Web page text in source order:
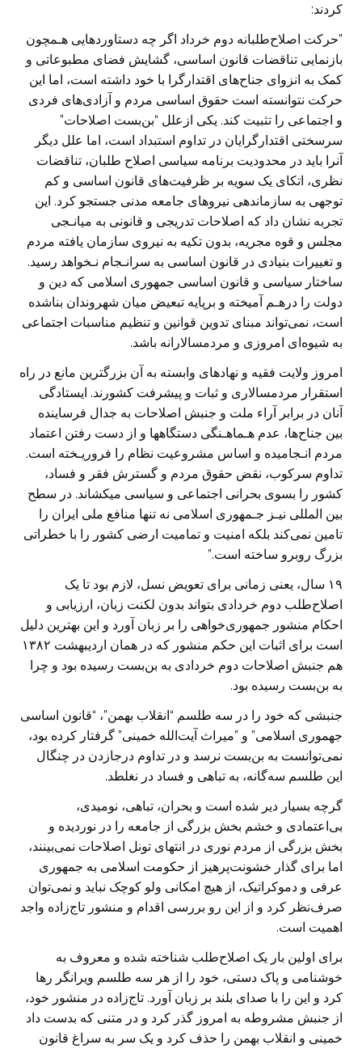
کردند:
‏”حرکت اصلاح‌طلبانه دوم خرداد اگر چه دستاوردهايی هـمچون
بازنمايی تناقضات قانون ‏اساسی، گشايش فضای مطبوعاتی و
کمک به انزوای جناح‌های اقتدارگرا با خود داشته ‏است، اما اين
حرکت نتوانسته است حقوق اساسی مردم و آزادی‌های فردی
و اجتماعی را ‏تثبيت کند. يکی ازعلل “بن‌بست اصلاحات”
سرسختی اقتدارگرايان در تداوم استبداد است، ‏اما علل ديگر
آنرا بايد در محدوديت برنامه سياسی اصلاح طلبان، تناقضات
نظری، اتکای ‏يک سويه بر ظرفيت‌های قانون اساسی و کم
توجهی به سازماندهی نيروهای جامعه مدنی ‏جستجو کرد. اين
تجربه نشان داد که اصلاحات تدريجی و قانونی به ميانـجی
مجلس و قوه ‏مجريه، بدون تکيه به نيروی سازمان يافته مردم
و تغييرات بنيادی در قانون اساسی به ‏سرانـجام نـخواهد رسيد.
ساختار سياسی و قانون اساسی جمهوری اسلامی که دين و
دولت ‏را درهـم آميخته و برپايه تبعيض ميان شهروندان بناشده
است، نمی‌تواند مبنای تدوين قوانين ‏و تنظيم مناسبات اجتماعی
به شيوه‌ای امروزی و مردمسالارانه باشد‎.‏
امروز ولايت فقيه و نهادهای وابسته به آن بزرگترين مانع در راه
استقرار مردمسالاری و ‏ثبات و پيشرفت کشورند. ايستادگی
آنان در برابر آراء ملت و جنبش اصلاحات به جدال ‏فرساينده
بين جناح‌ها، عدم هـماهـنگی دستگاهها و از دست رفتن اعتماد
مردم انـجاميده و ‏اساس مشروعيت نظام را فروريـخته است.
تداوم سرکوب، نقض حقوق مردم و گسترش ‏فقر و فساد،
کشور را بسوی بحرانی اجتماعی و سياسی ميکشاند. در سطح
بين المللی نيـز ‏جـمهوری اسلامی نه تنها منافع ملی ايران را
تامين نمی‌کند بلکه امنيت و تماميت ارضی ‏کشور را با خطراتی
بزرگ روبرو ساخته است‎.‎‏”‏
‏۱۹ سال، یعنی زمانی برای تعویض نسل، لازم بود تا یک
اصلاح‌طلب دوم خردادی ‏بتواند بدون لکنت زبان، ارزیابی و
احکام منشور جمهوری‌خواهی را بر زبان آورد و این ‏بهترین دلیل
است برای اثبات این حکم منشور که در همان اردیبهشت ۱۳۸۲
هم جنبش ‏اصلاحات دوم خردادی به بن‌بست رسیده بود و چرا
به بن‌بست رسیده بود.
جنبشی که خود را در سه طلسم “انقلاب بهمن”، “قانون اساسی
جهموری اسلامی” و ‏‏”میراث آیت‌الله خمینی” گرفتار کرده بود،
نمی‌توانست به بن‌بست نرسد و در تداوم درجازدن در چنگال
این طلسم سه‌گانه، به تباهی و فساد در نغلطد.
گرچه بسیار دیر شده است و بحران، تباهی، نومیدی،
بی‌اعتمادی و خشم بخش بزرگی از ‏جامعه را در نوردیده و
بخش بزرگی از مردم نوری در انتهای تونل اصلاحات نمی‌بینند،
‏اما برای گذار خشونت‌پرهیز از حکومت اسلامی به جمهوری
عرفی و دموکراتیک، از ‏هیچ امکانی ولو کوچک نباید و نمی‌توان
صرف‌نظر کرد و از این رو بررسی اقدام و ‏منشور تاج‌زاده واجد
اهمیت است.‏
برای اولین بار یک اصلاح‌طلب شناخته شده و معروف به
خوشنامی و پاک دستی، خود ‏را از هر سه طلسم ویرانگر رها
کرد و این را با صدای بلند بر زبان آورد. تاج‌زاده در ‏منشور خود،
از جنبش مشروطه به امروز گذر کرد و در متنی که بدست داد
خمینی و ‏انقلاب بهمن را حذف کرد و یک سر به سراغ قانون